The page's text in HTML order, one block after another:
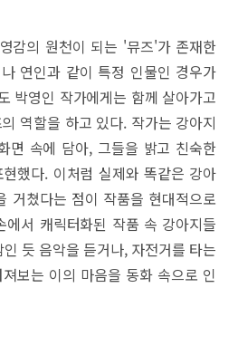
감의 원천이 되는 '뮤즈'가 존재한
연인과 같이 특정 인물인 경우가
박영인 작가에게는 함께 살아가고
역할을 하고 있다. 작가는 강아지
면 속에 담아, 그들을 밝고 친숙한
했다. 이처럼 실제와 똑같은 강아
거쳤다는 점이 작품을 현대적으로
에서 캐릭터화된 작품 속 강아지들
듯 음악을 듣거나, 자전거를 타는
보는 이의 마음을 동화 속으로 인